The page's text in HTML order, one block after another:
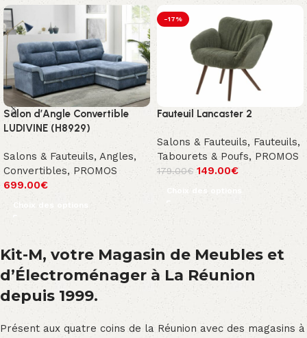
Salon d’Angle Convertible
LUDIVINE (H8929)
Salons & Fauteuils, Angles,
Convertibles, PROMOS
699.00€
Choix des options
-17%
Fauteuil Lancaster 2
Salons & Fauteuils, Fauteuils,
Tabourets & Poufs, PROMOS
179.00€ 149.00€
Choix des options
Kit-M, votre Magasin de Meubles et
d’Électroménager à La Réunion
depuis 1999.
Présent aux quatre coins de la Réunion avec des magasins à